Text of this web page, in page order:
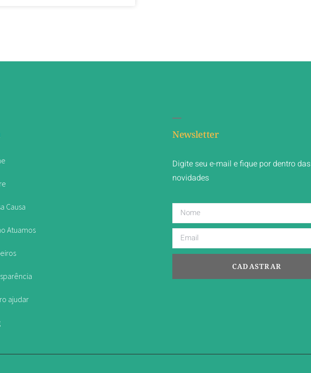
Causa
Atuamos
ajudar
Newsletter
Digite seu e-mail e fique por dentro das
novidades
CADASTRAR